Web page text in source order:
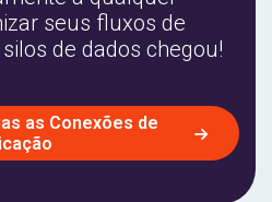
seus fluxos de
de dados chegou!
as Conexões de